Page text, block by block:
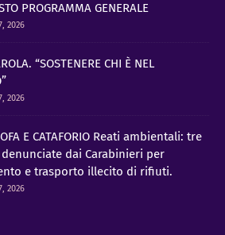
PROGRAMMA GENERALE
2026
“SOSTENERE CHI È NEL
2026
E CATAFORIO Reati ambientali: tre
dai Carabinieri per
e trasporto illecito di rifiuti.
2026